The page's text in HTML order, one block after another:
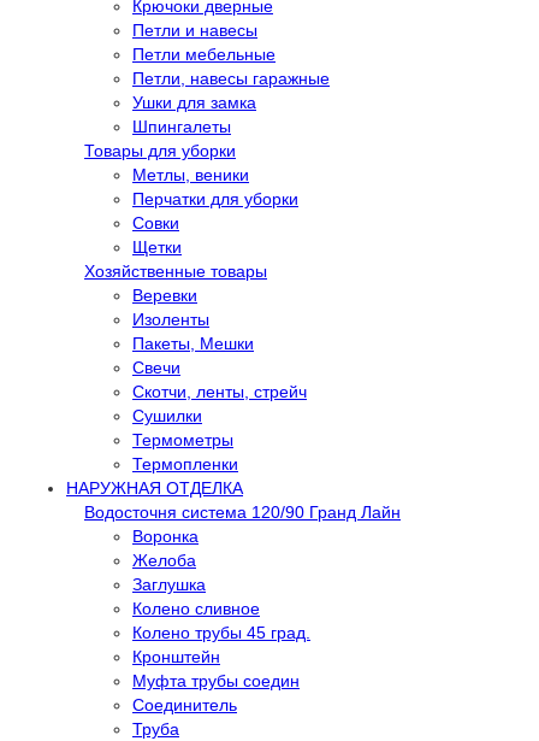
Крючоки дверные
Петли и навесы
Петли мебельные
Петли, навесы гаражные
Ушки для замка
Шпингалеты
Товары для уборки
Метлы, веники
Перчатки для уборки
Совки
Щетки
Хозяйственные товары
Веревки
Изоленты
Пакеты, Мешки
Свечи
Скотчи, ленты, стрейч
Сушилки
Термометры
Термопленки
НАРУЖНАЯ ОТДЕЛКА
Водосточня система 120/90 Гранд Лайн
Воронка
Желоба
Заглушка
Колено сливное
Колено трубы 45 град.
Кронштейн
Муфта трубы соедин
Соединитель
Труба